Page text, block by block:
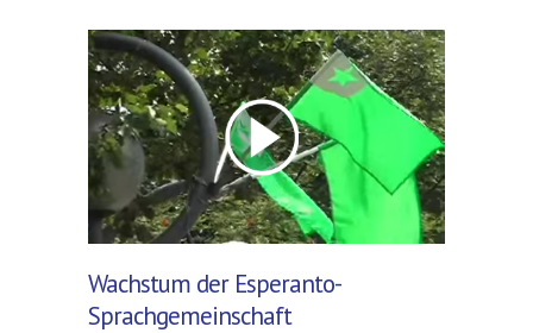
Wachstum der Esperanto-
Sprachgemeinschaft